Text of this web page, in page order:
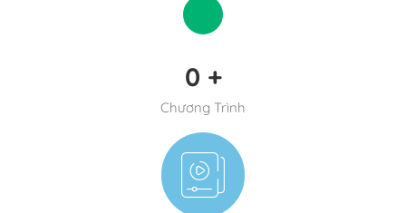
0 +
Chương Trình